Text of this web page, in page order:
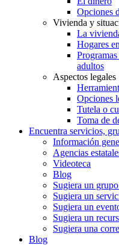
Opciones
Vivienda y
La
Hogares
adultos
Aspectos legales
Opciones
Tutela o
Toma de
Encuentra servicios,
Información
Agencias
Videoteca
Blog
Sugiera un
Sugiera un
Sugiera un
Sugiera un
Sugiera una
Blog